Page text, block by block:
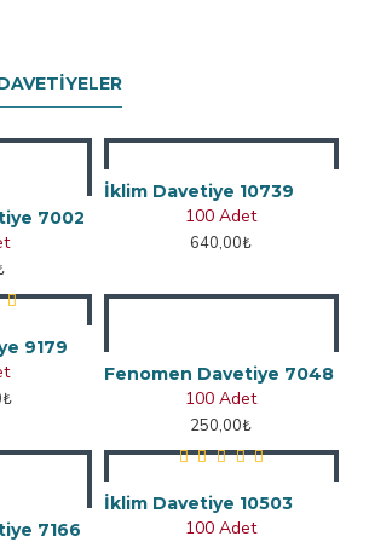
7002
İklim Davetiye 10739
100 Adet
640,00₺
9179
Fenomen Davetiye 7048
100 Adet
250,00₺
7166
İklim Davetiye 10503
100 Adet